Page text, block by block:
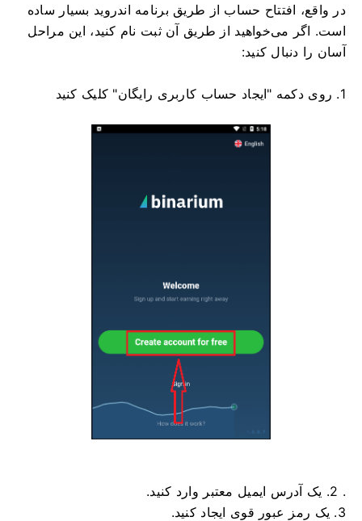
در واقع، افتتاح حساب از طریق برنامه اندروید بسیار ساده
است. اگر می‌خواهید از طریق آن ثبت نام کنید، این مراحل
آسان را دنبال کنید:
1. روی دکمه "ایجاد حساب کاربری رایگان" کلیک کنید
. 2. یک آدرس ایمیل معتبر وارد کنید.
3. یک رمز عبور قوی ایجاد کنید.